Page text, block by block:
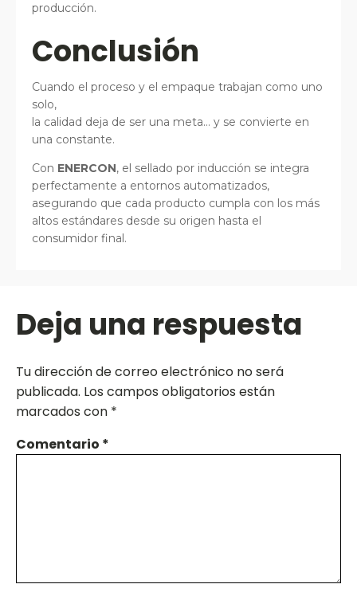
producción.
Conclusión
Cuando el proceso y el empaque trabajan como uno
solo,
la calidad deja de ser una meta… y se convierte en
una constante.
Con ENERCON, el sellado por inducción se integra
perfectamente a entornos automatizados,
asegurando que cada producto cumpla con los más
altos estándares desde su origen hasta el
consumidor final.
Deja una respuesta
Tu dirección de correo electrónico no será
publicada. Los campos obligatorios están
marcados con *
Comentario *